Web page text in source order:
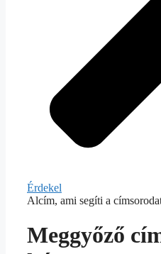
Érdekel
Alcím, ami segíti a
Meggyőző